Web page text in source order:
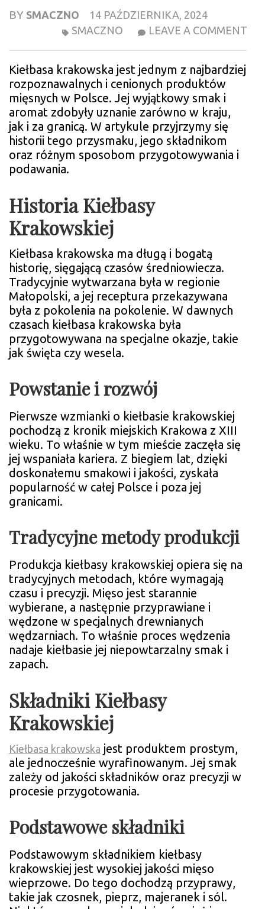
BY SMACZNO
14 PAŹDZIERNIKA, 2024
LEAVE A COMMENT
SMACZNO
Kiełbasa krakowska jest jednym z najbardziej
rozpoznawalnych i cenionych produktów
mięsnych w Polsce. Jej wyjątkowy smak i
aromat zdobyły uznanie zarówno w kraju,
jak i za granicą. W artykule przyjrzymy się
historii tego przysmaku, jego składnikom
oraz różnym sposobom przygotowywania i
podawania.
Historia Kiełbasy
Krakowskiej
Kiełbasa krakowska ma długą i bogatą
historię, sięgającą czasów średniowiecza.
Tradycyjnie wytwarzana była w regionie
Małopolski, a jej receptura przekazywana
była z pokolenia na pokolenie. W dawnych
czasach kiełbasa krakowska była
przygotowywana na specjalne okazje, takie
jak święta czy wesela.
Powstanie i rozwój
Pierwsze wzmianki o kiełbasie krakowskiej
pochodzą z kronik miejskich Krakowa z XIII
wieku. To właśnie w tym mieście zaczęła się
jej wspaniała kariera. Z biegiem lat, dzięki
doskonałemu smakowi i jakości, zyskała
popularność w całej Polsce i poza jej
granicami.
Tradycyjne metody produkcji
Produkcja kiełbasy krakowskiej opiera się na
tradycyjnych metodach, które wymagają
czasu i precyzji. Mięso jest starannie
wybierane, a następnie przyprawiane i
wędzone w specjalnych drewnianych
wędzarniach. To właśnie proces wędzenia
nadaje kiełbasie jej niepowtarzalny smak i
zapach.
Składniki Kiełbasy
Krakowskiej
Kiełbasa krakowska jest produktem prostym,
ale jednocześnie wyrafinowanym. Jej smak
zależy od jakości składników oraz precyzji w
procesie przygotowania.
Podstawowe składniki
Podstawowym składnikiem kiełbasy
krakowskiej jest wysokiej jakości mięso
wieprzowe. Do tego dochodzą przyprawy,
takie jak czosnek, pieprz, majeranek i sól.